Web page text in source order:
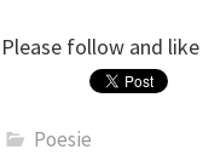
Please follow and like
Poesie